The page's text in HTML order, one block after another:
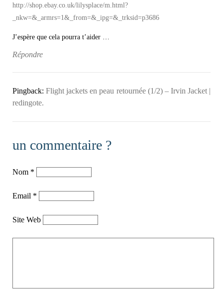
http://shop.ebay.co.uk/lilysplace/m.html?
_nkw=&_armrs=1&_from=&_ipg=&_trksid=p3686
J’espère que cela pourra t’aider …
Répondre
Pingback:Flight jackets en peau retournée (1/2) – Irvin Jacket |
redingote.
un commentaire ?
Nom *
Email *
Site Web